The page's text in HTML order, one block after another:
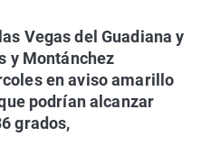
Vegas del Guadiana y
y Montánchez
en aviso amarillo
podrían alcanzar
grados,